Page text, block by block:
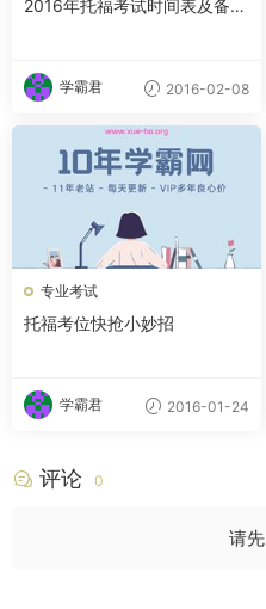
2016年托福考试时间表及备考
学霸君 2016-02-08
专业考试
托福考位快抢小妙招
学霸君 2016-01-24
评论 0
请先